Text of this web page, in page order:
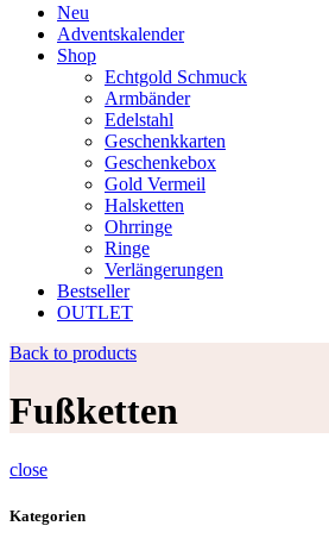
Neu
Adventskalender
Shop
Echtgold Schmuck
Armbänder
Edelstahl
Geschenkkarten
Geschenkebox
Gold Vermeil
Halsketten
Ohrringe
Ringe
Verlängerungen
Bestseller
OUTLET
Back to products
Fußketten
close
Kategorien